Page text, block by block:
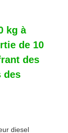
kg à
de 10
des
des
diesel